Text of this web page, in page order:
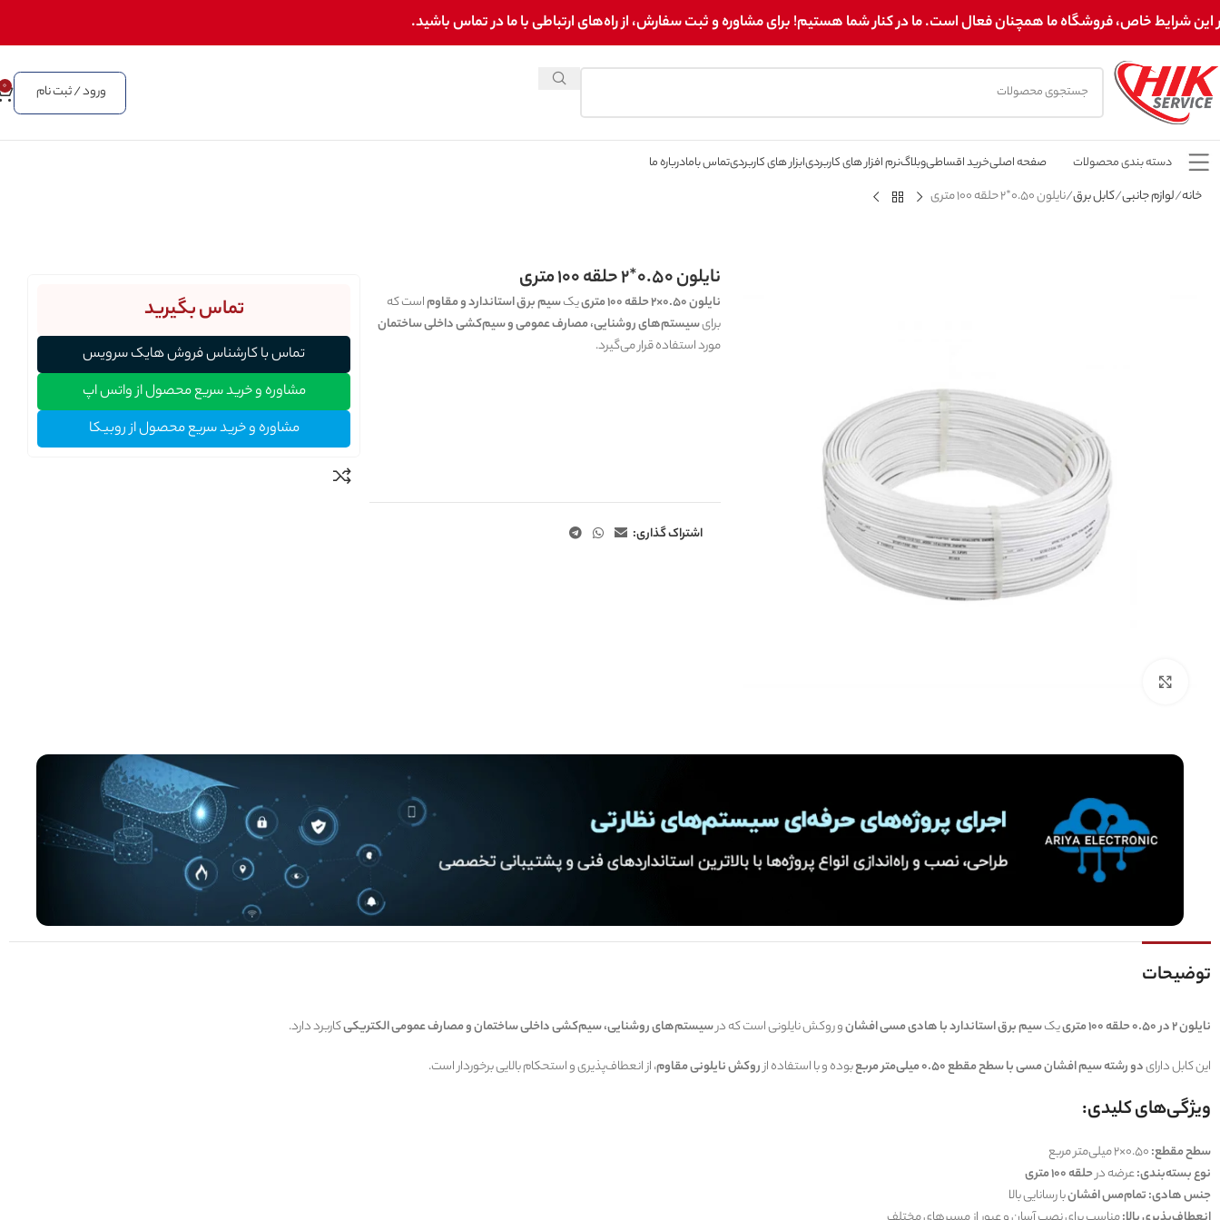
این شرایط خاص، فروشگاه ما همچنان فعال است. ما در کنار شما هستیم! برای مشاوره و ثبت سفارش، از راه‌های ارتباطی با ما در تماس باشید.
ورود / ثبت نام 0
دسته بندی محصولات صفحه اصلیخرید اقساطیوبلاگنرم افزار های کاربردیابزار های کاربردیتماس بامادرباره ما
خانه لوازم جانبی کابل برق نایلون 0.50*2 حلقه 100 متری
نایلون 0.50*2 حلقه 100 متری
نایلون 0.50×2 حلقه 100 متری یکسیم برق استاندارد و مقاوماست که
برایسیستم‌های روشنایی، مصارف عمومی و سیم‌کشی داخلی ساختمان
مورد استفاده قرار می‌گیرد.
تماس بگیرید
تماس با کارشناس فروش هایک سرویس
مشاوره و خرید سریع محصول از واتس اپ
مشاوره و خرید سریع محصول از روبیکا
اشتراک گذاری:
توضیحات
نایلون 2 در 0.50 حلقه 100 متری یکسیم برق استاندارد با هادی مسی افشانو روکش نایلونی است که درسیستم‌های روشنایی، سیم‌کشی داخلی ساختمان و مصارف عمومی الکتریکیکاربرد دارد.
این کابل دارایدو رشته سیم افشان مسی با سطح مقطع 0.50 میلی‌متر مربع بوده و با استفاده ازروکش نایلونی مقاوم، از انعطاف‌پذیری و استحکام بالایی برخوردار است.
ویژگی‌های کلیدی:
سطح مقطع:
نوع بسته‌بندی:عرضه درحلقه 100 متری
جنس هادی:تمام‌مس افشانبا رسانایی بالا